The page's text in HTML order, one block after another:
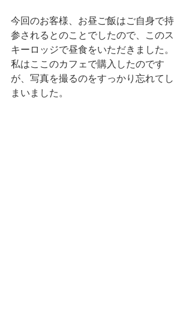
今回のお客様、お昼ご飯はご自身で持
参されるとのことでしたので、このス
キーロッジで昼食をいただきました。
私はここのカフェで購入したのです
が、写真を撮るのをすっかり忘れてし
まいました。